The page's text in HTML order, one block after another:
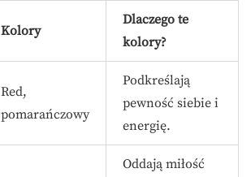
Kolory
Dlaczego te
kolory?
Red,
pomarańczowy
Podkreślają
pewność siebie i
energię.
Oddają miłość